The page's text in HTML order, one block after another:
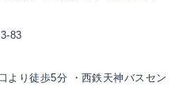
83
より徒歩5分 ・西鉄天神バスセン